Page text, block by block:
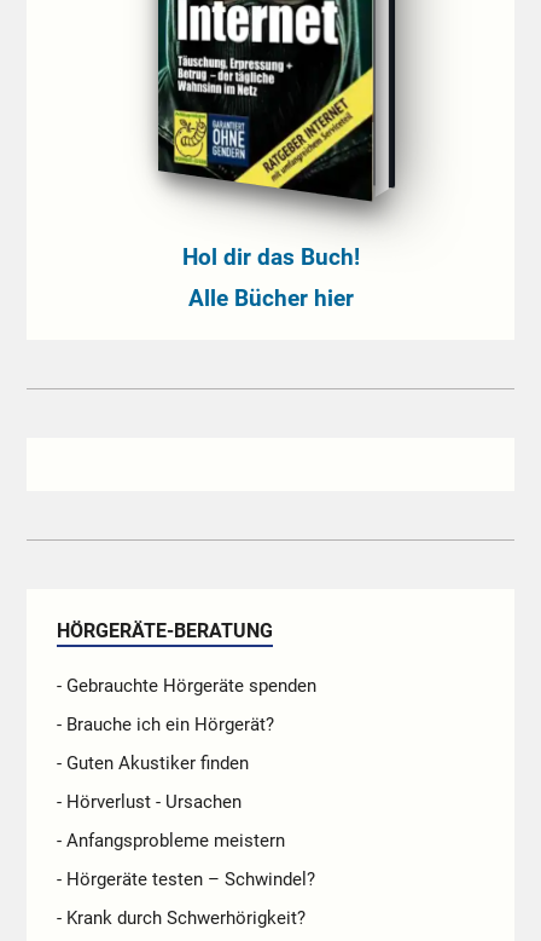
Hol dir das Buch!
Alle Bücher hier
HÖRGERÄTE-BERATUNG
- Gebrauchte Hörgeräte spenden
- Brauche ich ein Hörgerät?
- Guten Akustiker finden
- Hörverlust - Ursachen
- Anfangsprobleme meistern
- Hörgeräte testen – Schwindel?
- Krank durch Schwerhörigkeit?